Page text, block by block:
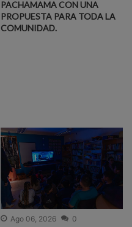
PACHAMAMA CON UNA
PROPUESTA PARA TODA LA
COMUNIDAD.
Ago 06, 2026 0